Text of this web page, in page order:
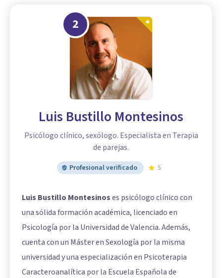
2
Luis Bustillo Montesinos
Psicólogo clínico, sexólogo. Especialista en Terapia
de parejas.
Profesional verificado 5
Luis Bustillo Montesinoses psicólogo clínico con
una sólida formación académica, licenciado en
Psicología por la Universidad de Valencia. Además,
cuenta con un Máster en Sexología por la misma
universidad y una especialización en Psicoterapia
Caracteroanalítica por la Escuela Española de